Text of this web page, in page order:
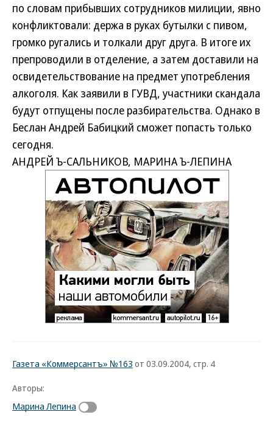
по словам прибывших сотрудников милиции, явно
конфликтовали: держа в руках бутылки с пивом,
громко ругались и толкали друг друга. В итоге их
препроводили в отделение, а затем доставили на
освидетельствование на предмет употребления
алкоголя. Как заявили в ГУВД, участники скандала
будут отпущены после разбирательства. Однако в
Беслан Андрей Бабицкий сможет попасть только
сегодня.
АНДРЕЙ Ъ-САЛЬНИКОВ, МАРИНА Ъ-ЛЕПИНА
Газета «Коммерсантъ» №163 от 03.09.2004, стр. 4
Авторы:
Марина Лепина